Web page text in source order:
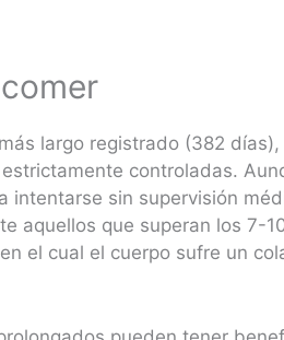
largo registrado (382
controladas.
intentarse sin supervisión
aquellos que superan los 7-
el cual el cuerpo sufre un